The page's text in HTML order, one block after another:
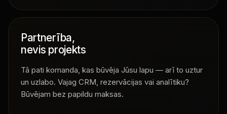
Partnerība,
nevis projekts
Tā pati komanda, kas būvēja Jūsu lapu — arī to uztur
un uzlabo. Vajag CRM, rezervācijas vai analītiku?
Būvējam bez papildu maksas.